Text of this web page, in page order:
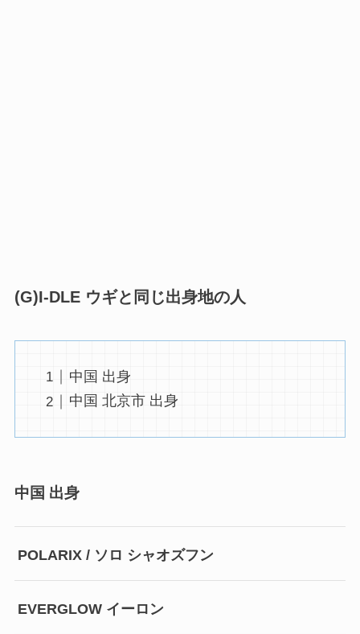
(G)I-DLE ウギと同じ出身地の人
中国 出身
中国 北京市 出身
中国 出身
POLARIX / ソロ シャオズフン
EVERGLOW イーロン